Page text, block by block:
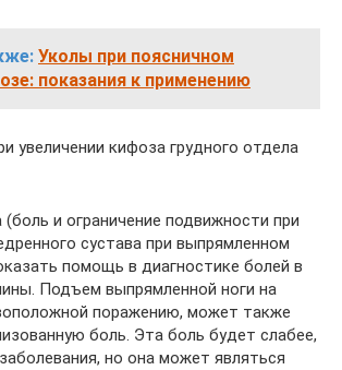
Уколы при поясничном
показания к применению
увеличении кифоза грудного отдела
и ограничение подвижности при
сустава при выпрямленном
помощь в диагностике болей в
Подъем выпрямленной ноги на
поражению, может также
боль. Эта боль будет слабее,
но она может являться